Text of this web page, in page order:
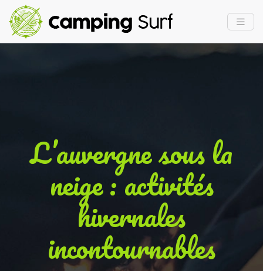
L’auvergne sous la
neige : activités
hivernales
incontournables